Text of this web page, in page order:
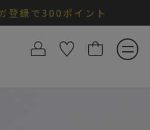
登録で300ポイント